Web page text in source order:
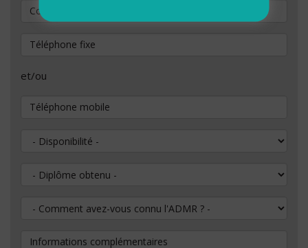
Confirmation de votre adresse e-mail
Téléphone fixe
et/ou
Téléphone mobile
Disponibilité
Diplôme obtenu
Comment avez-vous connu l'ADMR ?
Informations complémentaires